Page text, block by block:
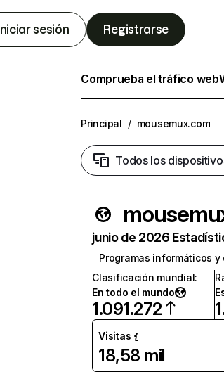
Iniciar sesión Registrarse
Comprueba el tráfico web
Principal / mousemux.com
Todos los
junio de 2026
Programas informáticos y
Clasificación mundial:
En todo el mundo
1.091.272
Visitas
18,58 mil